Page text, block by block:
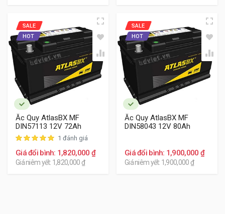
SALE
HOT
Ắc Quy AtlasBX MF
DIN57113 12V 72Ah
1 đánh giá
Giá đổi bình: 1,820,000 ₫
Giá niêm yết: 1,820,000 ₫
SALE
HOT
Ắc Quy AtlasBX MF
DIN58043 12V 80Ah
Giá đổi bình: 1,900,000 ₫
Giá niêm yết: 1,900,000 ₫